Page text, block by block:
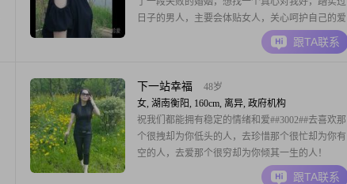
日子的男人，主要会体贴女人，关心呵护自己的爱
跟TA联系
下一站幸福
48岁
女, 湖南衡阳, 160cm, 离异, 政府机构
祝我们都能拥有稳定的情绪和爱##3002##去喜欢那
个很拽却为你低头的人，去珍惜那个很忙却为你有
空的人，去爱那个很穷却为你倾其一生的人！
跟TA联系